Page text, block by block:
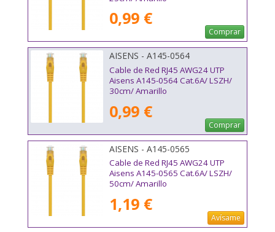
0,99 €
Comprar
AISENS - A145-0564
Cable de Red RJ45 AWG24 UTP
Aisens A145-0564 Cat.6A/ LSZH/
30cm/ Amarillo
0,99 €
Comprar
AISENS - A145-0565
Cable de Red RJ45 AWG24 UTP
Aisens A145-0565 Cat.6A/ LSZH/
50cm/ Amarillo
1,19 €
Avísame